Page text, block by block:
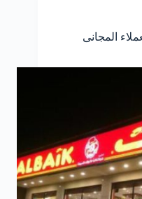
المجانى